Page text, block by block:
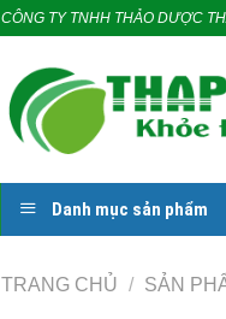
CÔNG TY TNHH THẢO DƯỢC
Danh mục sản phẩm
TRANG CHỦ /
SẢN